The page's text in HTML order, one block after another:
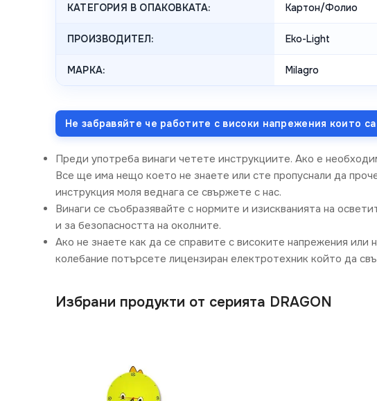
КАТЕГОРИЯ В ОПАКОВКАТА: Картон/Фолио
ПРОИЗВОДИТЕЛ: Eko-Light
МАРКА: Milagro
Не забравяйте че работите с високи напрежения които
Преди употреба винаги четете инструкциите. Ако е
Все ще има нещо което не знаете или сте пропуснали да
инструкция моля веднага се свържете с нас.
Винаги се съобразявайте с нормите и изискванията на
и за безопасността на околните.
Ако не знаете как да се справите с високите напрежения или
колебание потърсете лицензиран електротехник който да
Избрани продукти от серията DRAGON